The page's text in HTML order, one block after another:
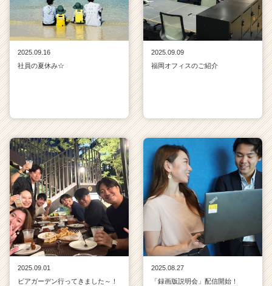
2025.09.16
社員の夏休み☆
2025.09.09
福岡オフィスのご紹介
2025.09.01
ビアガーデン行ってきました～！
2025.08.27
「録画版説明会」配信開始！